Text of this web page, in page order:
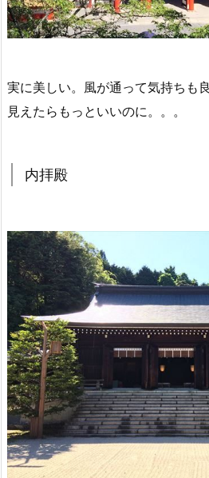
実に美しい。風が通って気持ちも
見えたらもっといいのに。。。
内拝殿